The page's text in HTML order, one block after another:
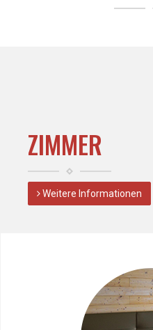
ZIMMER
Weitere Informationen